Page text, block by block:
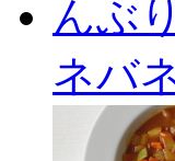
ネバ